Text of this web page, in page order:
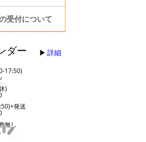
受付について
ダー 詳細
17:50)
)
発送
無し